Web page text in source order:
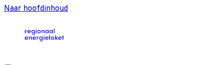
Naar hoofdinhoud